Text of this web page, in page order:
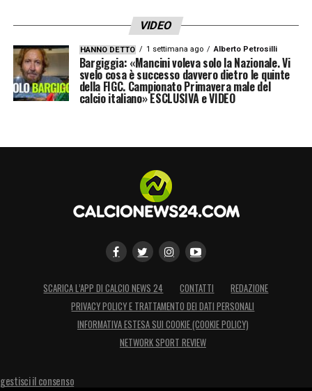
VIDEO
HANNO DETTO 1 settimana ago Alberto Petrosilli
Bargiggia: «Mancini voleva solo la Nazionale. Vi
svelo cosa è successo davvero dietro le quinte
della FIGC. Campionato Primavera male del
calcio italiano» ESCLUSIVA e VIDEO
SCARICA L’APP DI CALCIO NEWS 24 CONTATTI
REDAZIONE
PRIVACY POLICY E TRATTAMENTO DEI DATI PERSONALI
INFORMATIVA ESTESA SUI COOKIE (COOKIE POLICY)
NETWORK SPORT REVIEW
gestisci il consenso